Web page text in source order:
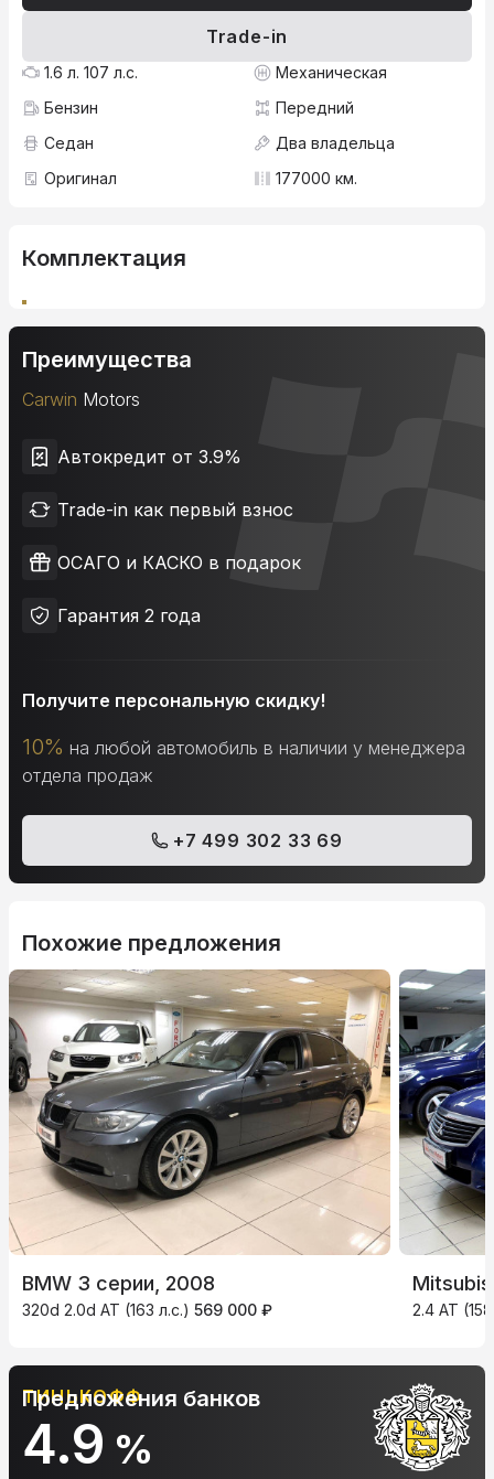
Trade-in
1.6 л. 107 л.с.
Механическая
Бензин
Передний
Седан
Два владельца
Оригинал
177000 км.
Комплектация
Преимущества
Carwin Motors
Автокредит от 3.9%
Trade-in как первый взнос
ОСАГО и КАСКО в подарок
Гарантия 2 года
Получите персональную скидку!
10% на любой автомобиль в наличии у менеджера
отдела продаж
+7 499 302 33 69
Похожие предложения
BMW 3 серии, 2008
320d 2.0d AT (163 л.с.) 569 000 ₽ 2.4 AT
ТИНЬКОФФ
4.9 %
Предложения банков